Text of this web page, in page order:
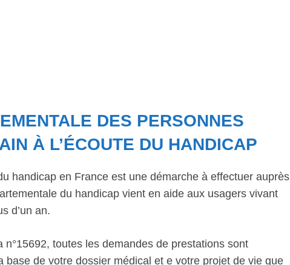
DES PERSONNES
À L’ÉCOUTE DU HANDICAP
handicap en France est une démarche à effectuer auprès
du handicap vient en aide aux usagers vivant
d’un an.
toutes les demandes de prestations sont
base de votre dossier médical et e votre projet de vie que